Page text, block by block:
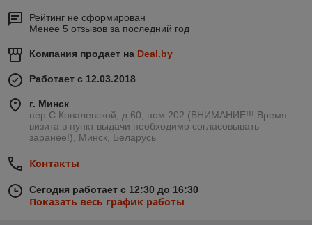
Рейтинг не сформирован
Менее 5 отзывов за последний год
Компания продает на Deal.by
Работает с 12.03.2018
г. Минск
пер.С.Ковалевской, д.60, пом.202 (ВНИМАНИЕ!!! Время
визита в пункт выдачи необходимо согласовывать
заранее!), Минск, Беларусь
Контакты
Сегодня работает с 12:30 до 16:30
Показать весь график работы